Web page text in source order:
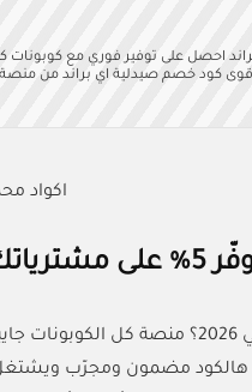
اكواد
هالكود مضمون ومجرّب